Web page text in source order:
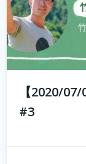
【2020/
#3
もしかして田舎
いし、なんて思
る。 「不便